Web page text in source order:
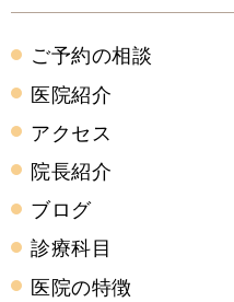
ご予約の相談
医院紹介
アクセス
院長紹介
ブログ
診療科目
医院の特徴